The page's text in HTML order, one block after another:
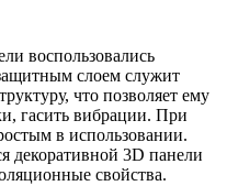
воспользовались
слоем служит
что позволяет ему
гасить вибрации. При
в использовании.
декоративной 3D панели
свойства.